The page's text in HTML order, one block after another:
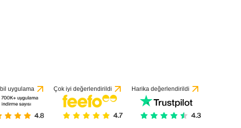
uygulama Çok iyi değerlendirildi Harika değerlendirildi